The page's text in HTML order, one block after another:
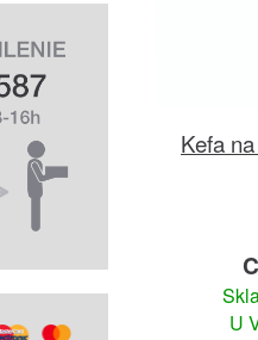
Kefa
U